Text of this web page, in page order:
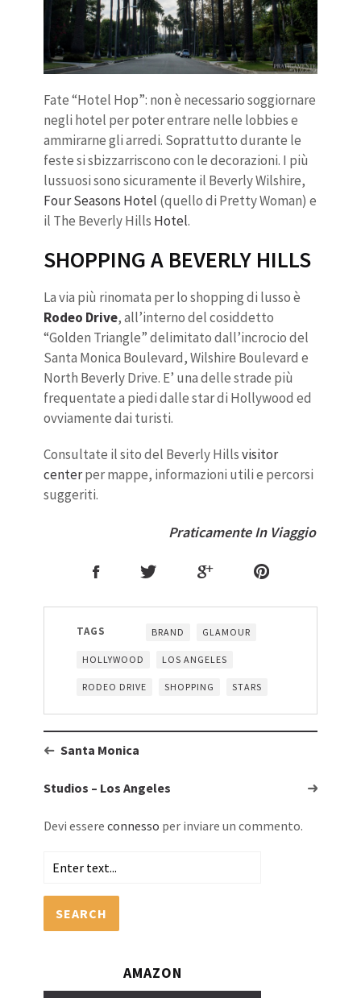
Fate “Hotel Hop”: non è necessario soggiornare
negli hotel per poter entrare nelle lobbies e
ammirarne gli arredi. Soprattutto durante le
feste si sbizzarriscono con le decorazioni. I più
lussuosi sono sicuramente il Beverly Wilshire,
Four Seasons Hotel (quello di Pretty Woman) e
il The Beverly Hills Hotel.
SHOPPING A BEVERLY HILLS
La via più rinomata per lo shopping di lusso è
Rodeo Drive, all’interno del cosiddetto
“Golden Triangle” delimitato dall’incrocio del
Santa Monica Boulevard, Wilshire Boulevard e
North Beverly Drive. E’ una delle strade più
frequentate a piedi dalle star di Hollywood ed
ovviamente dai turisti.
Consultate il sito del Beverly Hillsvisitor
centerper mappe, informazioni utili e percorsi
suggeriti.
Praticamente In Viaggio
TAGS BRAND GLAMOUR
HOLLYWOOD LOS ANGELES
RODEO DRIVE SHOPPING STARS
Santa Monica
Studios – Los Angeles
Devi essere connesso per inviare un commento.
SEARCH
AMAZON